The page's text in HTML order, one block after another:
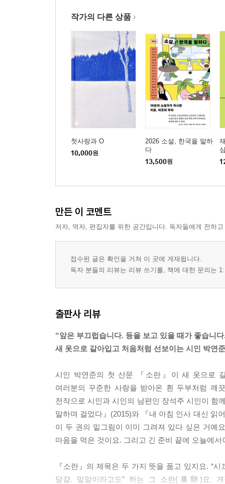
4부 방금 태어난 눈물은 모두 과거에 빚지고 있다
슬픔은 슬픔대로 즐겁다 179
고모 방 186
할머니 190
잃어버린 것들은 모두 유년에 가 산다 194
내 침대 아래 죽음이 잠들어 있다 198
신발 가게 208
겨울은 사라지는 것이 아니라 녹는 것이다 210
12월, 머뭇거리며 돌아가는 달 212
가는 봄에게 목례를―죽은 아빠에게 216
작가의 다른 상품
첫사랑과 O
10,000원
2026 소설, 한국을 말하
다
13,500원
만든 이 코멘트
저자, 역자, 편집자를 위한 공간입니다. 독자들에게 전하
접수된 글은 확인을 거쳐 이 곳에 게재됩니다.
독자 분들의 리뷰는 리뷰 쓰기를, 책에 대한 문의는
출판사 리뷰
“앞은 부끄럽습니다. 등을 보고 있을 때가 좋습니
새 옷으로 갈아입고 처음처럼 선보이는 시인 박연
시인 박연준의 첫 산문 『소란』이 새 옷으로
여러분의 꾸준한 사랑을 받아온 흰 두부처럼 깨
전작으로 시인과 시인의 남편인 장석주 시인이 함
말하며 걸었다』(2015)와 『내 아침 인사 대신 읽
이 두 권의 밑그림이 이미 그려져 있다 싶은 거예
마음을 먹은 것이요. 그리고 긴 준비 끝에 오늘에
『소란』의 제목은 두 가지 뜻을 품고 있지요. “
달걀. 밑알이라고도” 하는 그 소란(巢卵)요.